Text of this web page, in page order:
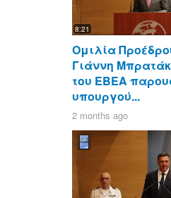
8:21
Ομιλία
Γιάννη
του ΕΒΕΑ
υπουργού...
2 months ago